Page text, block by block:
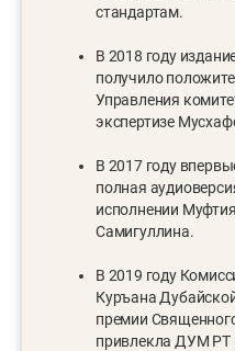
стандартам.
В 2018 году
получило
Управления
экспертизе
В 2017 году
полная
исполнении
Самигуллина.
В 2019 году
Куръана
премии
привлекла ДУМ РТ